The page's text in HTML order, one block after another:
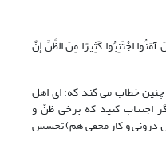
آمَنُوا اجْتَنِبُوا کَثِیرًا مِنَ الظَّنِّ إِنَّ
چنین خطاب می کند که: ای اهل
اجتناب کنید که برخی ظنّ و
درونی و کار مخفی هم) تجسس